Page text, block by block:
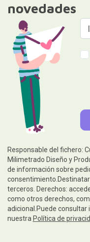
novedades
Responsable del fichero:
Milimetrado Diseño y
de información sobre
terceros. Derechos:
como otros derechos,
adicional.Puede
nuestra Política de